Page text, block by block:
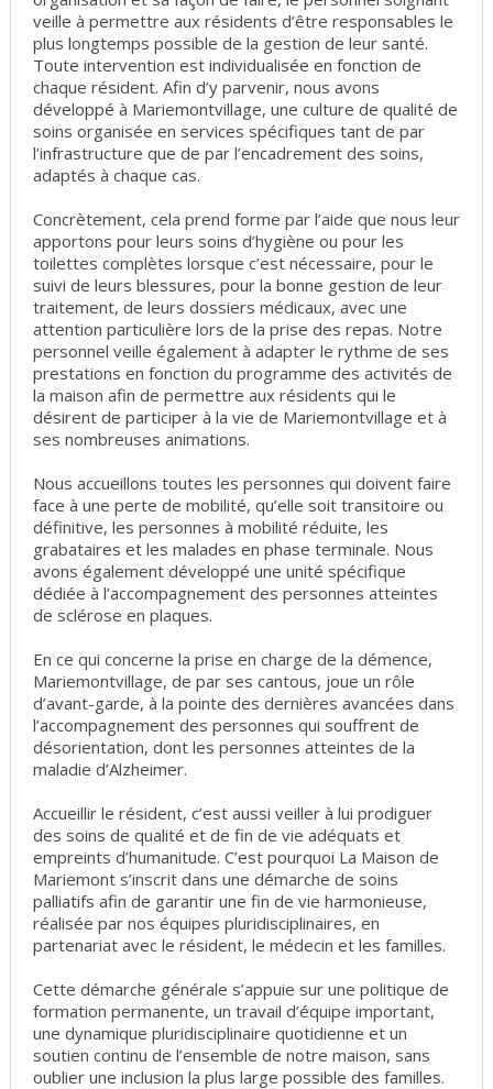
veille à permettre aux résidents d’être responsables le
plus longtemps possible de la gestion de leur santé.
Toute intervention est individualisée en fonction de
chaque résident. Afin d’y parvenir, nous avons
développé à Mariemontvillage, une culture de qualité de
soins organisée en services spécifiques tant de par
l’infrastructure que de par l’encadrement des soins,
adaptés à chaque cas.
Concrètement, cela prend forme par l’aide que nous leur
apportons pour leurs soins d’hygiène ou pour les
toilettes complètes lorsque c’est nécessaire, pour le
suivi de leurs blessures, pour la bonne gestion de leur
traitement, de leurs dossiers médicaux, avec une
attention particulière lors de la prise des repas. Notre
personnel veille également à adapter le rythme de ses
prestations en fonction du programme des activités de
la maison afin de permettre aux résidents qui le
désirent de participer à la vie de Mariemontvillage et à
ses nombreuses animations.
Nous accueillons toutes les personnes qui doivent faire
face à une perte de mobilité, qu’elle soit transitoire ou
définitive, les personnes à mobilité réduite, les
grabataires et les malades en phase terminale. Nous
avons également développé une unité spécifique
dédiée à l’accompagnement des personnes atteintes
de sclérose en plaques.
En ce qui concerne la prise en charge de la démence,
Mariemontvillage, de par ses cantous, joue un rôle
d’avant-garde, à la pointe des dernières avancées dans
l’accompagnement des personnes qui souffrent de
désorientation, dont les personnes atteintes de la
maladie d’Alzheimer.
Accueillir le résident, c’est aussi veiller à lui prodiguer
des soins de qualité et de fin de vie adéquats et
empreints d’humanitude. C’est pourquoi La Maison de
Mariemont s’inscrit dans une démarche de soins
palliatifs afin de garantir une fin de vie harmonieuse,
réalisée par nos équipes pluridisciplinaires, en
partenariat avec le résident, le médecin et les familles.
Cette démarche générale s’appuie sur une politique de
formation permanente, un travail d’équipe important,
une dynamique pluridisciplinaire quotidienne et un
soutien continu de l’ensemble de notre maison, sans
oublier une inclusion la plus large possible des familles.